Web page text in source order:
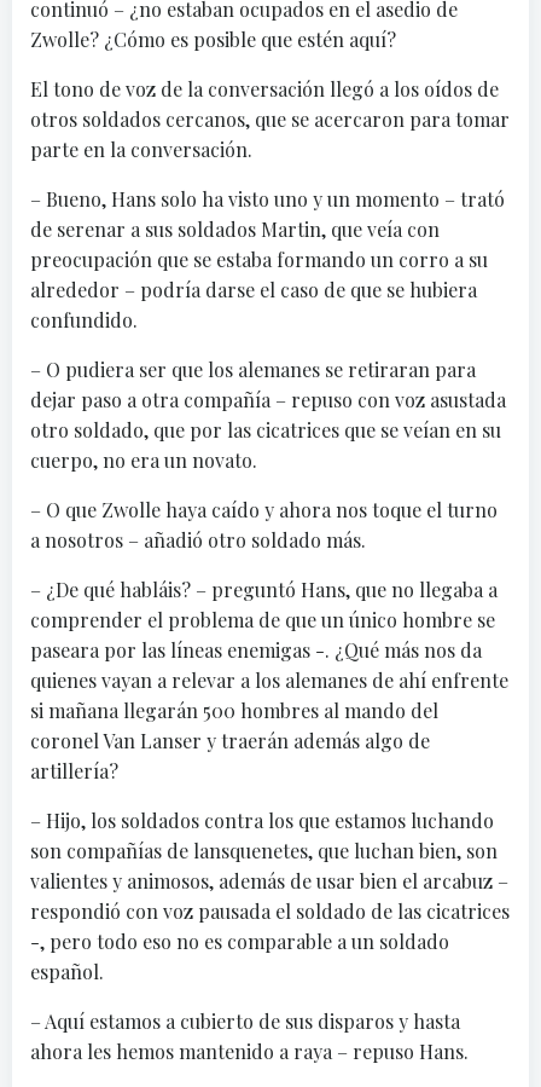
continuó – ¿no estaban ocupados en el asedio de
Zwolle? ¿Cómo es posible que estén aquí?
El tono de voz de la conversación llegó a los oídos de
otros soldados cercanos, que se acercaron para tomar
parte en la conversación.
– Bueno, Hans solo ha visto uno y un momento – trató
de serenar a sus soldados Martin, que veía con
preocupación que se estaba formando un corro a su
alrededor – podría darse el caso de que se hubiera
confundido.
– O pudiera ser que los alemanes se retiraran para
dejar paso a otra compañía – repuso con voz asustada
otro soldado, que por las cicatrices que se veían en su
cuerpo, no era un novato.
– O que Zwolle haya caído y ahora nos toque el turno
a nosotros – añadió otro soldado más.
– ¿De qué habláis? – preguntó Hans, que no llegaba a
comprender el problema de que un único hombre se
paseara por las líneas enemigas -. ¿Qué más nos da
quienes vayan a relevar a los alemanes de ahí enfrente
si mañana llegarán 500 hombres al mando del
coronel Van Lanser y traerán además algo de
artillería?
– Hijo, los soldados contra los que estamos luchando
son compañías de lansquenetes, que luchan bien, son
valientes y animosos, además de usar bien el arcabuz –
respondió con voz pausada el soldado de las cicatrices
-, pero todo eso no es comparable a un soldado
español.
– Aquí estamos a cubierto de sus disparos y hasta
ahora les hemos mantenido a raya – repuso Hans.